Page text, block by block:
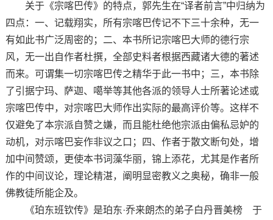
关于《宗喀巴传》的特点，郭先生在“译者前言”中归纳为
四点：一、记载翔实，所有宗喀巴传记不下三十余种，无一
有如此书广泛周密的；二、本书所记宗喀巴大师的德行宗
风，无一出自作者杜撰，全部史料者根据西藏诸大德的著述
而来。可谓集一切宗喀巴传之精华于此一书中；三，本书除
了引据宁玛、萨迦、噶举等其他各派的领导人士所著论述或
宗喀巴传中，对宗喀巴大师作出实际的最高评价等。这样不
仅避免了本宗派自赞之嫌，而且能杜绝他宗派由偏私忌妒的
动机，对示喀巴妄作非议之口；四、作者于散文断句处，增
加中间赞颂，更使本书词藻华丽，锦上添花，尤其是作者所
作的中间议论，理论精湛，阐明显密教义之奥秘，确非一般
佛教徒所能企及。
《珀东班钦传》是珀东·乔来朗杰的弟子白丹晋美榜 于